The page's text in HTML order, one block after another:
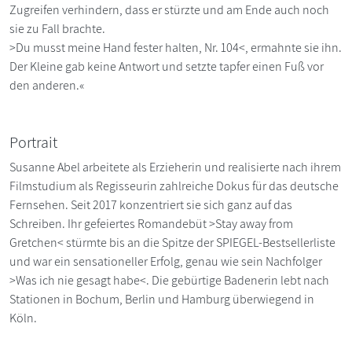
Zugreifen verhindern, dass er stürzte und am Ende auch noch
sie zu Fall brachte.
>Du musst meine Hand fester halten, Nr. 104<, ermahnte sie ihn.
Der Kleine gab keine Antwort und setzte tapfer einen Fuß vor
den anderen.«
Portrait
Susanne Abel arbeitete als Erzieherin und realisierte nach ihrem
Filmstudium als Regisseurin zahlreiche Dokus für das deutsche
Fernsehen. Seit 2017 konzentriert sie sich ganz auf das
Schreiben. Ihr gefeiertes Romandebüt >Stay away from
Gretchen< stürmte bis an die Spitze der SPIEGEL-Bestsellerliste
und war ein sensationeller Erfolg, genau wie sein Nachfolger
>Was ich nie gesagt habe<. Die gebürtige Badenerin lebt nach
Stationen in Bochum, Berlin und Hamburg überwiegend in
Köln.